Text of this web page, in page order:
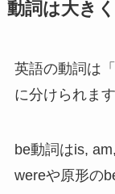
動詞は大き
英語の動詞は
に分けられます
be動詞はis,
wereや原形の